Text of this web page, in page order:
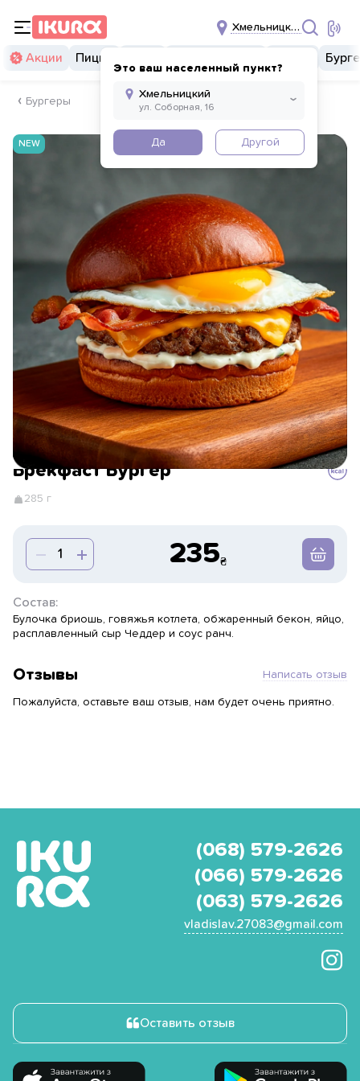
Хмельницкий
Это ваш населенный пункт?
Да Другой
Акции Пицца
Бургеры
NEW
Брекфаст Бургер
285 г
235
Состав:
Булочка бриошь, говяжья котлета, обжаренный бекон, яйцо,
расплавленный сыр Чеддер и соус ранч.
Отзывы Написать отзыв
Пожалуйста, оставьте ваш отзыв, нам будет очень приятно.
(068) 579-2626
(066) 579-2626
(063) 579-2626
vladislav.27083@gmail.com
Оставить отзыв